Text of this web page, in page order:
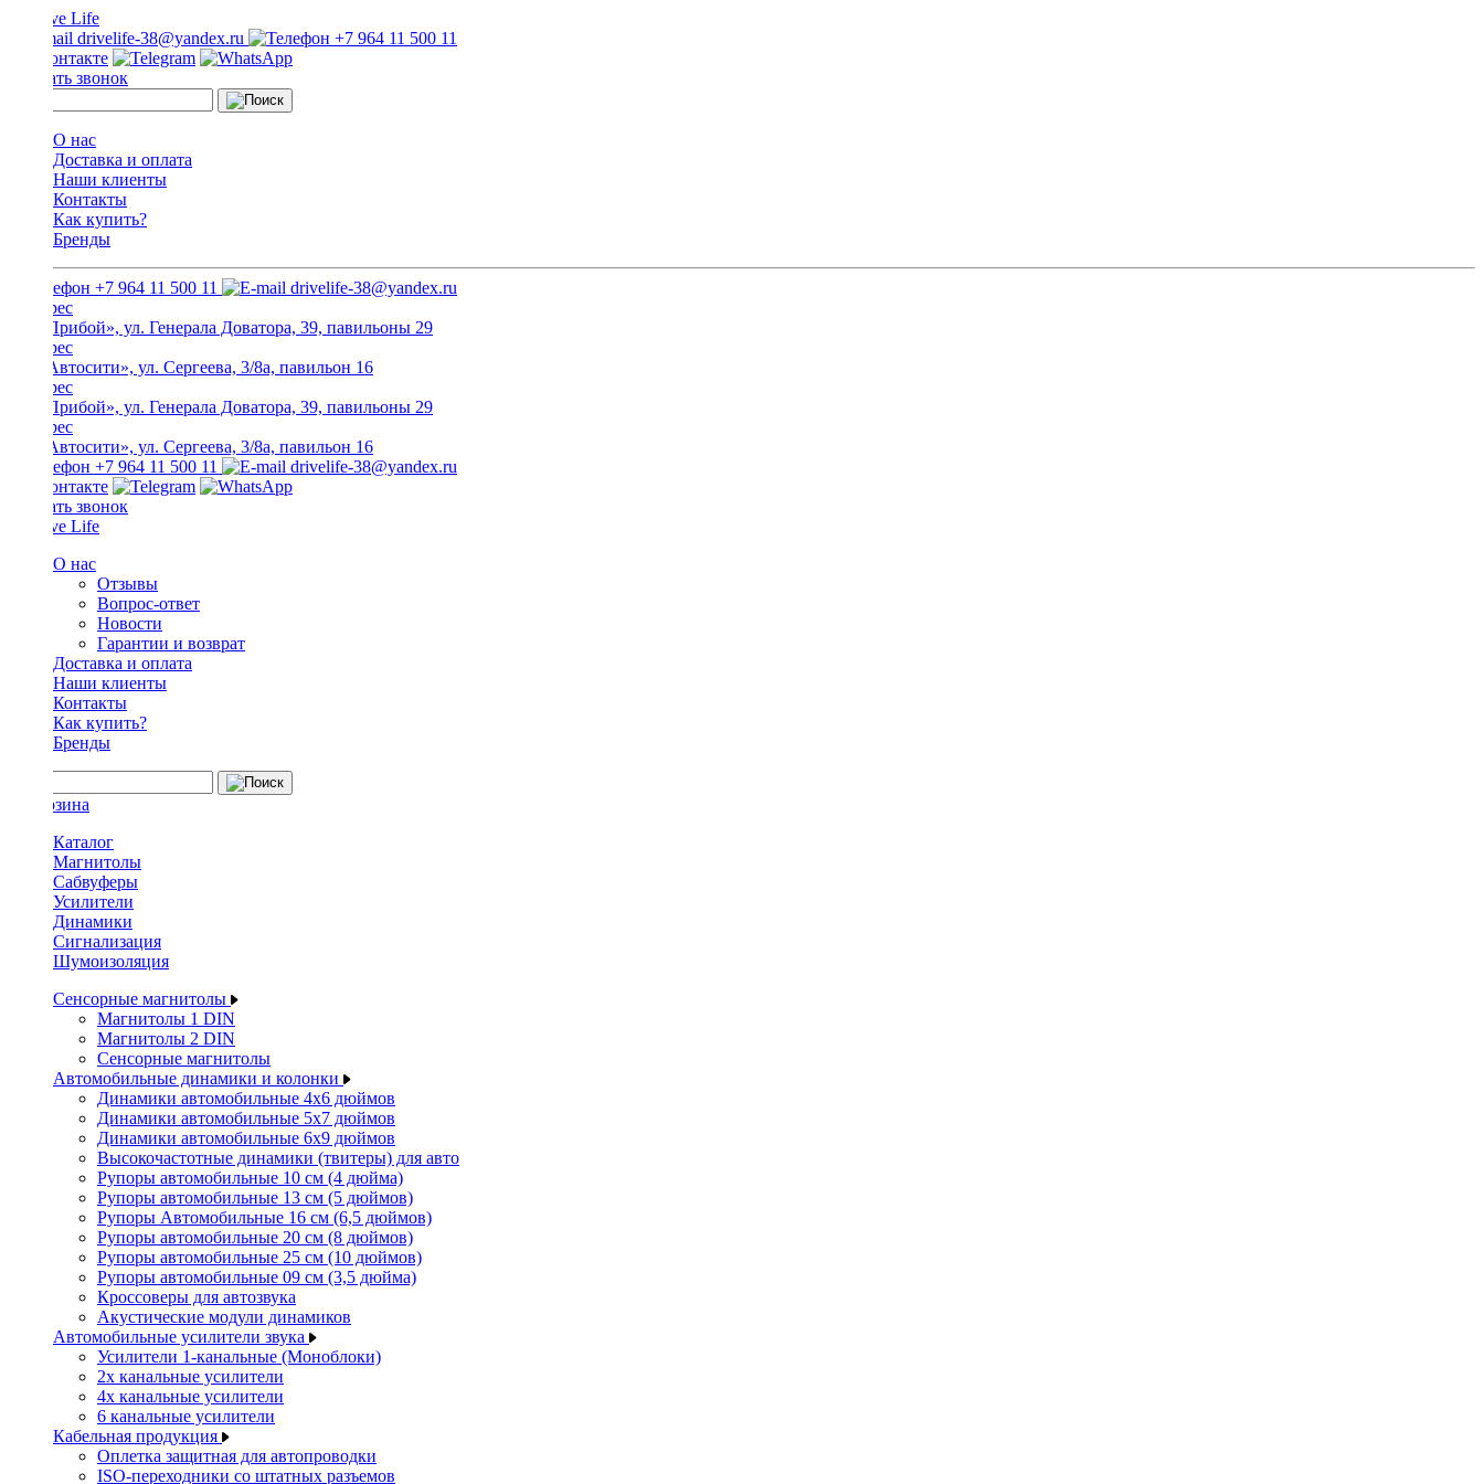
drivelife-38@yandex.ru +7 964 11 500 11
Заказать звонок
О нас
Доставка и оплата
Наши клиенты
Контакты
Как купить?
Бренды
+7 964 11 500 11 drivelife-38@yandex.ru
ТЦ «Прибой», ул. Генерала Доватора, 39, павильоны 29
ТЦ «Автосити», ул. Сергеева, 3/8а, павильон 16
ТЦ «Прибой», ул. Генерала Доватора, 39, павильоны 29
ТЦ «Автосити», ул. Сергеева, 3/8а, павильон 16
+7 964 11 500 11
drivelife-38@yandex.ru
Заказать звонок
О нас
Отзывы
Вопрос-ответ
Новости
Гарантии и возврат
Доставка и оплата
Наши клиенты
Контакты
Как купить?
Бренды
Каталог
Магнитолы
Сабвуферы
Усилители
Динамики
Сигнализация
Шумоизоляция
Сенсорные магнитолы
Магнитолы 1 DIN
Магнитолы 2 DIN
Сенсорные магнитолы
Автомобильные динамики и колонки
Динамики автомобильные 4x6 дюймов
Динамики автомобильные 5x7 дюймов
Динамики автомобильные 6x9 дюймов
Высокочастотные динамики (твитеры) для авто
Рупоры автомобильные 10 см (4 дюйма)
Рупоры автомобильные 13 см (5 дюймов)
Рупоры Автомобильные 16 см (6,5 дюймов)
Рупоры автомобильные 20 см (8 дюймов)
Рупоры автомобильные 25 см (10 дюймов)
Рупоры автомобильные 09 см (3,5 дюйма)
Кроссоверы для автозвука
Акустические модули динамиков
Автомобильные усилители звука
Усилители 1-канальные (Моноблоки)
2х канальные усилители
4х канальные усилители
6 канальные усилители
Кабельная продукция
Оплетка защитная для автопроводки
ISO-переходники со штатных разъемов